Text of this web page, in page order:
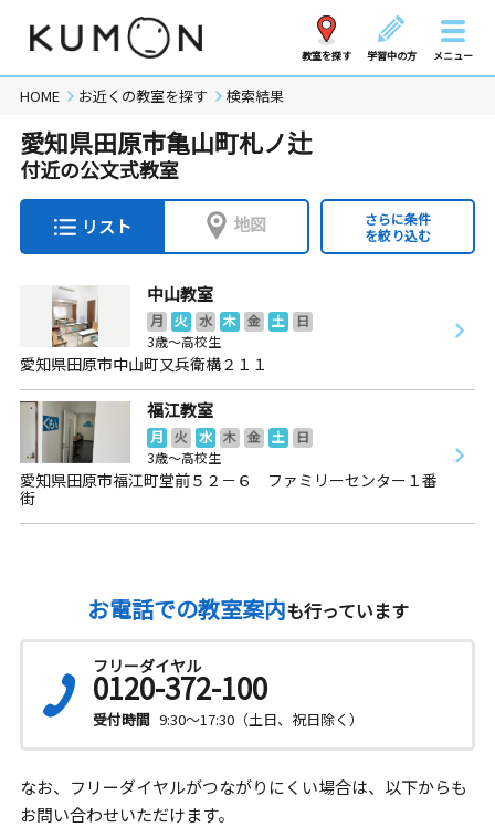
教室を探す 学習中の方 メニュー
HOME お近くの教室を探す 検索結果
愛知県田原市亀山町札ノ辻
付近の公文式教室
リスト 地図
さらに条件
を絞り込む
中山教室
月 火 水 木 金 土
日
3歳～高校生
愛知県田原市中山町又兵衛構２１１
福江教室
月 火 水 木 金 土
日
3歳～高校生
愛知県田原市福江町堂前５２－６ ファミリーセンター１番
街
お電話での教室案内も行っています
フリーダイヤル
0120-372-100
受付時間 9:30～17:30（土日、祝日除く）
なお、フリーダイヤルがつながりにくい場合は、以下からも
お問い合わせいただけます。